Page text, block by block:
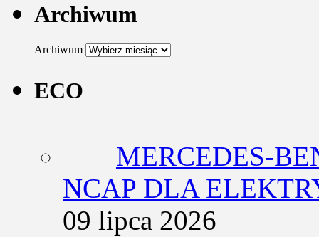
Archiwum
Archiwum
ECO
MERCEDES-
NCAP DLA
09 lipca 2026